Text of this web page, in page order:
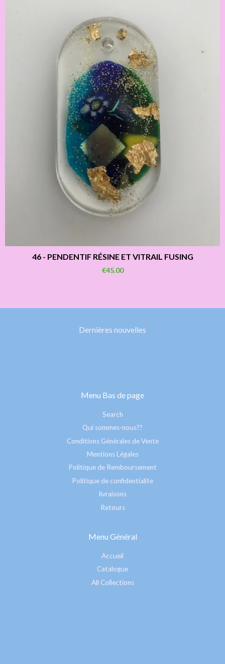
46 - PENDENTIF RÉSINE ET VITRAIL FUSING
€45.00
Dernières nouvelles
Menu Bas de page
Search
Qui sommes-nous??
Conditions Générales de Vente
Mentions Légales
Politique de Remboursement
Politique de confidentialite
livraisons
Retours
Menu Général
Accueil
Catalogue
All Collections